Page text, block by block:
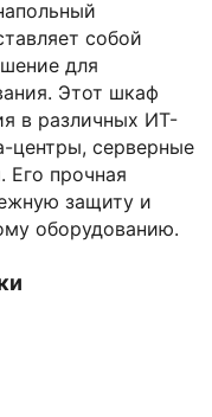
собой
для
Этот шкаф
в различных ИТ-
центры, серверные
прочная
защиту и
оборудованию.